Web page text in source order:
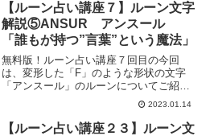
【ルーン占い講座７】ルーン文字
解説⑤ANSUR アンスール
「誰もが持つ”言葉”という魔法」
無料版！ルーン占い講座７回目の今回
は、変形した「F」のような形状の文字
「アンスール」のルーンについてご紹介
2023.01.14
【ルーン占い講座２３】ルーン文